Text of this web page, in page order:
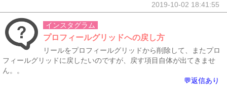
2019-10-02 18:41:55
インスタグラム
プロフィールグリッドへの戻し方
リールをプロフィールグリッドから削除して、またプロ
フィールグリッドに戻したいのですが、戻す項目自体が出てきませ
ん。。
💬返信あり